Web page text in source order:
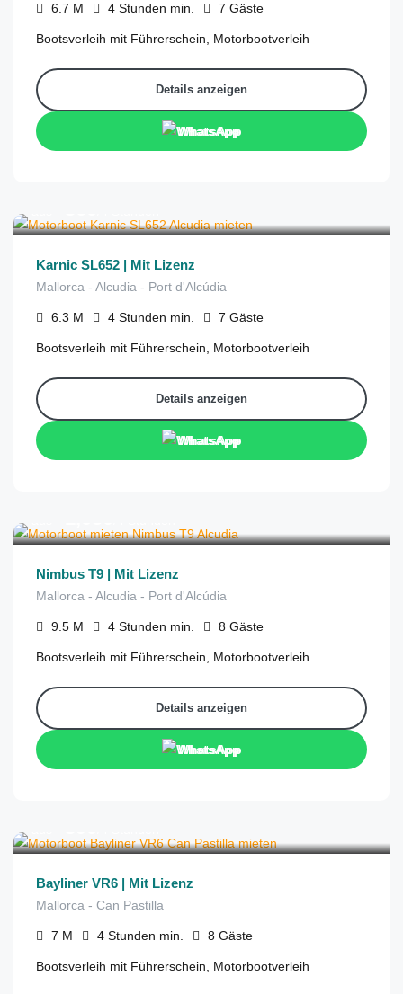
6.7 M 4 Stunden min. 7 Gäste
Bootsverleih mit Führerschein, Motorbootverleih
Details anzeigen
WhatsApp
Karnic SL652 | Mit Lizenz
Mallorca - Alcudia - Port d'Alcúdia
6.3 M 4 Stunden min. 7 Gäste
Bootsverleih mit Führerschein, Motorbootverleih
Details anzeigen
WhatsApp
Nimbus T9 | Mit Lizenz
Mallorca - Alcudia - Port d'Alcúdia
9.5 M 4 Stunden min. 8 Gäste
Bootsverleih mit Führerschein, Motorbootverleih
Details anzeigen
WhatsApp
Bayliner VR6 | Mit Lizenz
Mallorca - Can Pastilla
7 M 4 Stunden min. 8 Gäste
Bootsverleih mit Führerschein, Motorbootverleih